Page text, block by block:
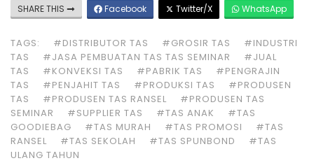
SHARE THIS Facebook Twitter/X WhatsApp
TAGS: #DISTRIBUTOR TAS #GROSIR TAS
#INDUSTRI
TAS
#JASA PEMBUATAN TAS TAS SEMINAR
#JUAL
TAS
#KONVEKSI TAS #PABRIK TAS
#PENGRAJIN
TAS
#PENJAHIT TAS #PRODUKSI TAS
#PRODUSEN
TAS
#PRODUSEN TAS RANSEL
#PRODUSEN TAS
SEMINAR
#SUPPLIER TAS #TAS ANAK
#TAS
GOODIEBAG
#TAS MURAH #TAS PROMOSI
#TAS
RANSEL
#TAS SEKOLAH #TAS SPUNBOND
#TAS
ULANG TAHUN